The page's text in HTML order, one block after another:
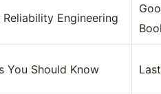
Engineering
You Should Know